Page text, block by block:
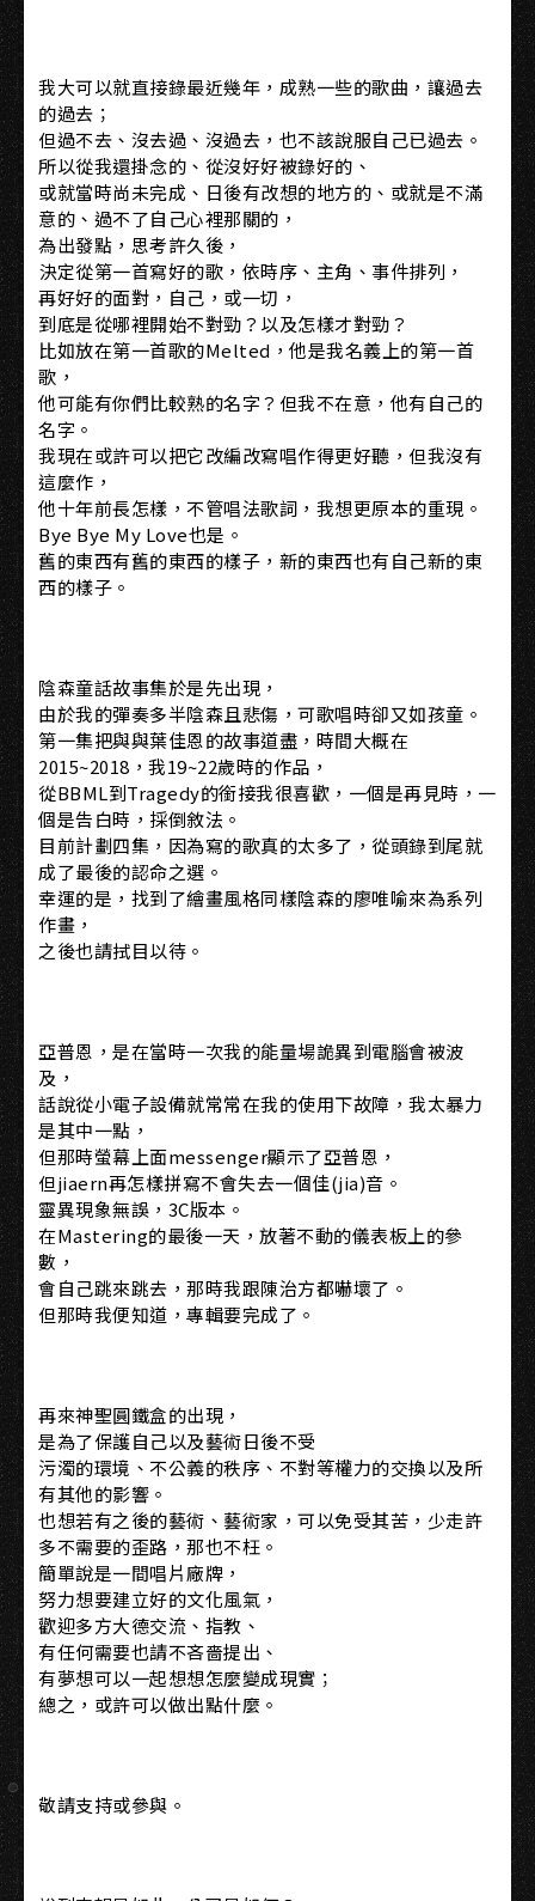
我大可以就直接錄最近幾年，成熟一些的歌曲，讓過去
的過去；
但過不去、沒去過、沒過去，也不該說服自己已過去。
所以從我還掛念的、從沒好好被錄好的、
或就當時尚未完成、日後有改想的地方的、或就是不滿
意的、過不了自己心裡那關的，
為出發點，思考許久後，
決定從第一首寫好的歌，依時序、主角、事件排列，
再好好的面對，自己，或一切，
到底是從哪裡開始不對勁？以及怎樣才對勁？
比如放在第一首歌的Melted，他是我名義上的第一首
歌，
他可能有你們比較熟的名字？但我不在意，他有自己的
名字。
我現在或許可以把它改編改寫唱作得更好聽，但我沒有
這麼作，
他十年前長怎樣，不管唱法歌詞，我想更原本的重現。
Bye Bye My Love也是。
舊的東西有舊的東西的樣子，新的東西也有自己新的東
西的樣子。
陰森童話故事集於是先出現，
由於我的彈奏多半陰森且悲傷，可歌唱時卻又如孩童。
第一集把與與葉佳恩的故事道盡，時間大概在
2015~2018，我19~22歲時的作品，
從BBML到Tragedy的銜接我很喜歡，一個是再見時，一
個是告白時，採倒敘法。
目前計劃四集，因為寫的歌真的太多了，從頭錄到尾就
成了最後的認命之選。
幸運的是，找到了繪畫風格同樣陰森的廖唯喻來為系列
作畫，
之後也請拭目以待。
亞普恩，是在當時一次我的能量場詭異到電腦會被波
及，
話說從小電子設備就常常在我的使用下故障，我太暴力
是其中一點，
但那時螢幕上面messenger顯示了亞普恩，
但jiaern再怎樣拼寫不會失去一個佳(jia)音。
靈異現象無誤，3C版本。
在Mastering的最後一天，放著不動的儀表板上的參
數，
會自己跳來跳去，那時我跟陳治方都嚇壞了。
但那時我便知道，專輯要完成了。
再來神聖圓鐵盒的出現，
是為了保護自己以及藝術日後不受
污濁的環境、不公義的秩序、不對等權力的交換以及所
有其他的影響。
也想若有之後的藝術、藝術家，可以免受其苦，少走許
多不需要的歪路，那也不枉。
簡單說是一間唱片廠牌，
努力想要建立好的文化風氣，
歡迎多方大德交流、指教、
有任何需要也請不吝嗇提出、
有夢想可以一起想想怎麼變成現實；
總之，或許可以做出點什麼。
敬請支持或參與。